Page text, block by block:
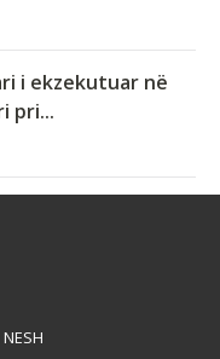
i ekzekutuar në
pri...